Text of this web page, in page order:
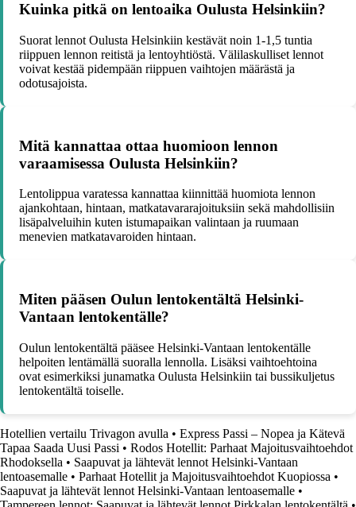
Kuinka pitkä on lentoaika Oulusta Helsinkiin?
Suorat lennot Oulusta Helsinkiin kestävät noin 1-1,5 tuntia
riippuen lennon reitistä ja lentoyhtiöstä. Välilaskulliset lennot
voivat kestää pidempään riippuen vaihtojen määrästä ja
odotusajoista.
Mitä kannattaa ottaa huomioon lennon
varaamisessa Oulusta Helsinkiin?
Lentolippua varatessa kannattaa kiinnittää huomiota lennon
ajankohtaan, hintaan, matkatavararajoituksiin sekä mahdollisiin
lisäpalveluihin kuten istumapaikan valintaan ja ruumaan
menevien matkatavaroiden hintaan.
Miten pääsen Oulun lentokentältä Helsinki-
Vantaan lentokentälle?
Oulun lentokentältä pääsee Helsinki-Vantaan lentokentälle
helpoiten lentämällä suoralla lennolla. Lisäksi vaihtoehtoina
ovat esimerkiksi junamatka Oulusta Helsinkiin tai bussikuljetus
lentokentältä toiselle.
Hotellien vertailu Trivagon avulla • Express Passi – Nopea ja Kätevä
Tapaa Saada Uusi Passi • Rodos Hotellit: Parhaat Majoitusvaihtoehdot
Rhodoksella • Saapuvat ja lähtevät lennot Helsinki-Vantaan
lentoasemalle • Parhaat Hotellit ja Majoitusvaihtoehdot Kuopiossa •
Saapuvat ja lähtevät lennot Helsinki-Vantaan lentoasemalle •